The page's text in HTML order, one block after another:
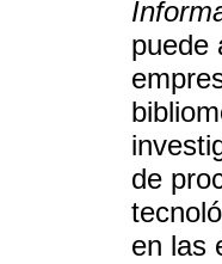
puede
de
en las